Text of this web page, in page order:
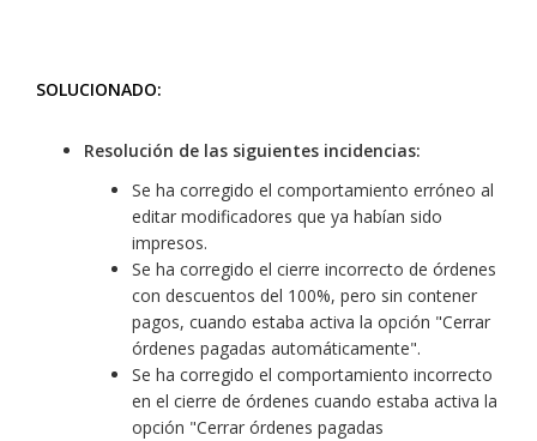
SOLUCIONADO:
Resolución de las siguientes incidencias:
Se ha corregido el comportamiento erróneo al
editar modificadores que ya habían sido
impresos.
Se ha corregido el cierre incorrecto de órdenes
con descuentos del 100%, pero sin contener
pagos, cuando estaba activa la opción "Cerrar
órdenes pagadas automáticamente".
Se ha corregido el comportamiento incorrecto
en el cierre de órdenes cuando estaba activa la
opción "Cerrar órdenes pagadas